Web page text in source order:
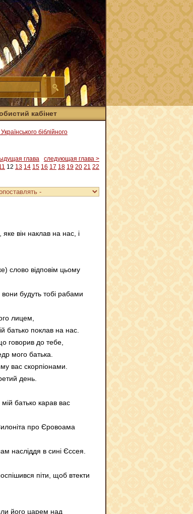
кабінет
біблійного
глава
следующая глава >
12 13 14 15 16 17 18 19 20 21 22
він наклав на нас, і
слово відповім цьому
будуть тобі рабами
лицем,
батько поклав на нас.
говорив до тебе,
мого батька.
вас скорпіонами.
день.
батько карав вас
про Єровоама
насліддя в сині Єссея.
піти, щоб втекти
його царем над